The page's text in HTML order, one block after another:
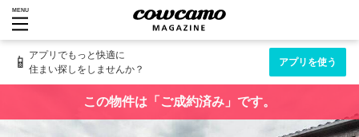
MENU
📱 アプリでもっと快適に
住まい探しをしませんか？
アプリを使う
この物件は「ご成約済み」です。